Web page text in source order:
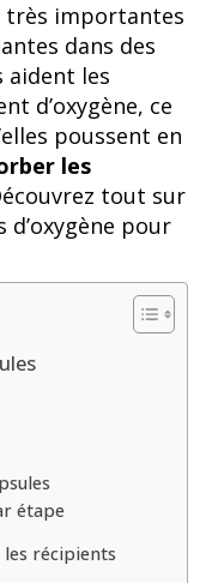
très importantes
dans des
aident les
d’oxygène, ce
poussent en
les
tout sur
d’oxygène pour
étape
récipients